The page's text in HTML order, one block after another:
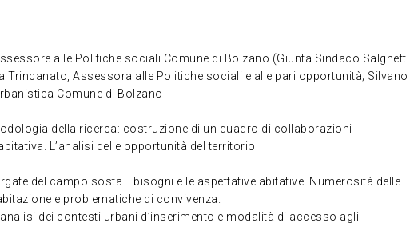
alle Politiche sociali Comune di Bolzano (Giunta Sindaco Salghetti
Trincanato, Assessora alle Politiche sociali e alle pari opportunità; Silvano
Comune di Bolzano
della ricerca: costruzione di un quadro di collaborazioni
L’analisi delle opportunità del territorio
del campo sosta. I bisogni e le aspettative abitative. Numerosità delle
e problematiche di convivenza.
dei contesti urbani d’inserimento e modalità di accesso agli